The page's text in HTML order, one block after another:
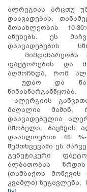
ალრეგიას არცთუ
დაავადებას.
მოსახლეობის 10-
აწუხებს. ეს
დაავადებების
მიმდინარეობს
ფაქტორების და
აღმოჩნდა, რომ
უდაო და
ალერგიის
მაღალია მაშინ,
დაავადებულია
მშობელი, ბავშვის
დაახლოებით 48
შემთხვევაში ეს
გენეტიკური
ალბათობას
(თამბაქოს
კვამლი) ზეგავლენა,